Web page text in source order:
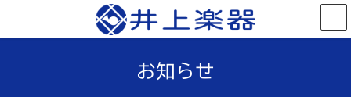
テ
ゲ
お知らせ